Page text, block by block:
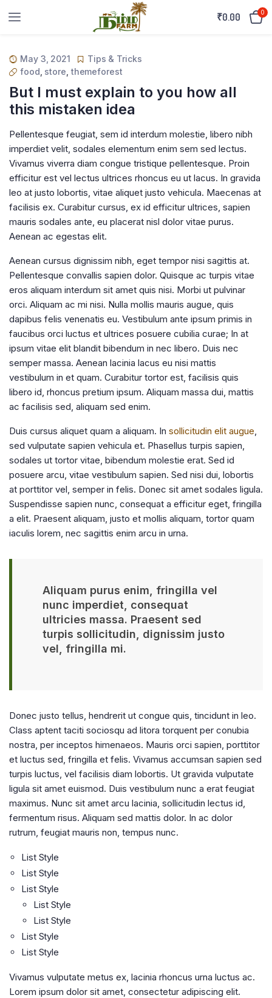
₹0.00 0
May 3, 2021
Tips & Tricks
food store themeforest
But I must explain to you how all
this mistaken idea
Pellentesque feugiat, sem id interdum molestie, libero nibh
imperdiet velit, sodales elementum enim sem sed lectus.
Vivamus viverra diam congue tristique pellentesque. Proin
efficitur est vel lectus ultrices rhoncus eu ut lacus. In gravida
leo at justo lobortis, vitae aliquet justo vehicula. Maecenas at
facilisis ex. Curabitur cursus, ex id efficitur ultrices, sapien
mauris sodales ante, eu placerat nisl dolor vitae purus.
Aenean ac egestas elit.
Aenean cursus dignissim nibh, eget tempor nisi sagittis at.
Pellentesque convallis sapien dolor. Quisque ac turpis vitae
eros aliquam interdum sit amet quis nisi. Morbi ut pulvinar
orci. Aliquam ac mi nisi. Nulla mollis mauris augue, quis
dapibus felis venenatis eu. Vestibulum ante ipsum primis in
faucibus orci luctus et ultrices posuere cubilia curae; In at
ipsum vitae elit blandit bibendum in nec libero. Duis nec
semper massa. Aenean lacinia lacus eu nisi mattis
vestibulum in et quam. Curabitur tortor est, facilisis quis
libero id, rhoncus pretium ipsum. Aliquam massa dui, mattis
ac facilisis sed, aliquam sed enim.
Duis cursus aliquet quam a aliquam. In sollicitudin elit augue,
sed vulputate sapien vehicula et. Phasellus turpis sapien,
sodales ut tortor vitae, bibendum molestie erat. Sed id
posuere arcu, vitae vestibulum sapien. Sed nisi dui, lobortis
at porttitor vel, semper in felis. Donec sit amet sodales ligula.
Suspendisse sapien nunc, consequat a efficitur eget, fringilla
a elit. Praesent aliquam, justo et mollis aliquam, tortor quam
iaculis lorem, nec sagittis enim arcu in urna.
Aliquam purus enim, fringilla vel
nunc imperdiet, consequat
ultricies massa. Praesent sed
turpis sollicitudin, dignissim justo
vel, fringilla mi.
Donec justo tellus, hendrerit ut congue quis, tincidunt in leo.
Class aptent taciti sociosqu ad litora torquent per conubia
nostra, per inceptos himenaeos. Mauris orci sapien, porttitor
et luctus sed, fringilla et felis. Vivamus accumsan sapien sed
turpis luctus, vel facilisis diam lobortis. Ut gravida vulputate
ligula sit amet euismod. Duis vestibulum nunc a erat feugiat
maximus. Nunc sit amet arcu lacinia, sollicitudin lectus id,
fermentum risus. Aliquam sed mattis dolor. In ac dolor
rutrum, feugiat mauris non, tempus nunc.
List Style
List Style
List Style
List Style
List Style
List Style
List Style
Vivamus vulputate metus ex, lacinia rhoncus urna luctus ac.
Lorem ipsum dolor sit amet, consectetur adipiscing elit.